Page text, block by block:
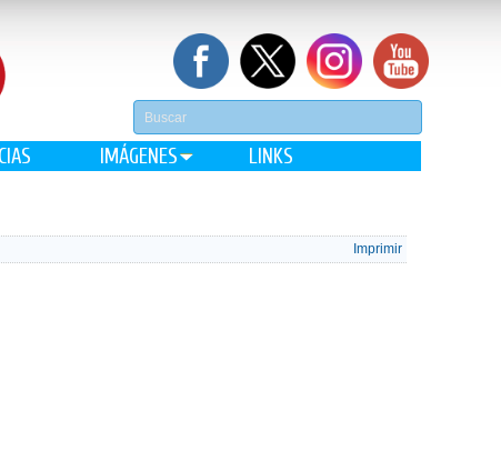
IMÁGENES LINKS
Imprimir